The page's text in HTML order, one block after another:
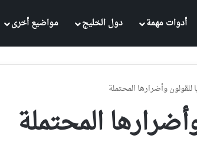
أدوات مهمة دول الخليج مواضيع أخرى
للقولون وأضرارها المحتملة
المحتملة